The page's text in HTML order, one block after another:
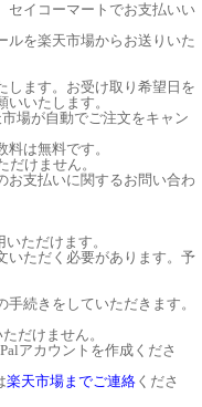
セイコーマートでお支払いい
ルを楽天市場からお送りいた
します。お受け取り希望日を
いたします。
場が自動でご注文をキャン
は無料です。
けません。
支払いに関するお問い合わ
ただけます。
いただく必要があります。予
続きをしていただきます。
だけません。
アカウントを作成くださ
楽天市場までご連絡 くださ